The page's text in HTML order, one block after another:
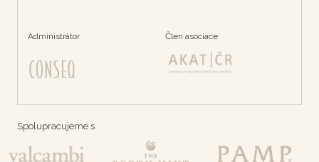
Administrátor Člen asociace
Spolupracujeme s